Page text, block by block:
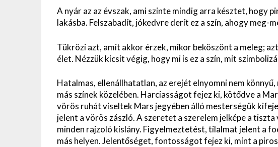
A nyár az az évszak, ami szinte mindig arra késztet, hogy
lakásba. Felszabadít, jókedvre derít ez a szín, ahogy meg-
Tükrözi azt, amit akkor érzek, mikor beköszönt a meleg;
élet. Nézzük kicsit végig, hogy mi is ez a szín, mit
Hatalmas, ellenállhatatlan, az erejét elnyomni nem
más színek közelében. Harciasságot fejez ki, kötődve a
vörös ruhát viseltek Mars jegyében álló mesterségük
jelent a vörös zászló. A szeretet a szerelem jelképe a
minden rajzoló kislány. Figyelmeztetést, tilalmat jelent a
más helyen. Jelentőséget, fontosságot fejez ki, mint a